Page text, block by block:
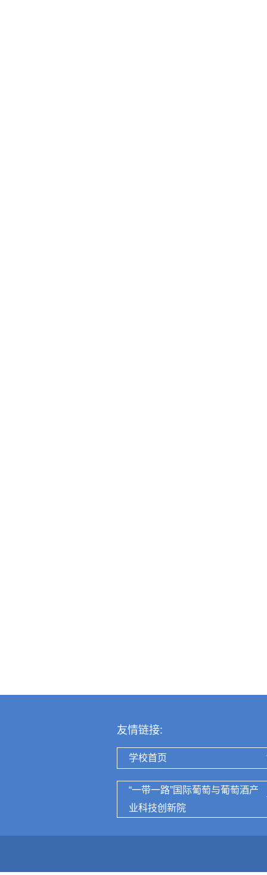
友情链接:
学校首页
“一带一路”国际葡萄与葡萄酒产
业科技创新院